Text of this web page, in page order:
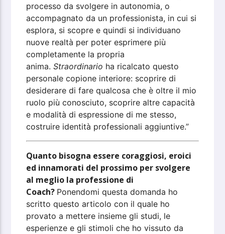
processo da svolgere in autonomia, o
accompagnato da un professionista, in cui si
esplora, si scopre e quindi si individuano
nuove realtà per poter esprimere più
completamente la propria
anima.Straordinario ha ricalcato questo
personale copione interiore: scoprire di
desiderare di fare qualcosa che è oltre il mio
ruolo più conosciuto, scoprire altre capacità
e modalità di espressione di me stesso,
costruire identità professionali aggiuntive.”
Quanto bisogna essere coraggiosi, eroici
ed innamorati del prossimo per svolgere
al meglio la professione di
Coach? Ponendomi questa domanda ho
scritto questo articolo con il quale ho
provato a mettere insieme gli studi, le
esperienze e gli stimoli che ho vissuto da